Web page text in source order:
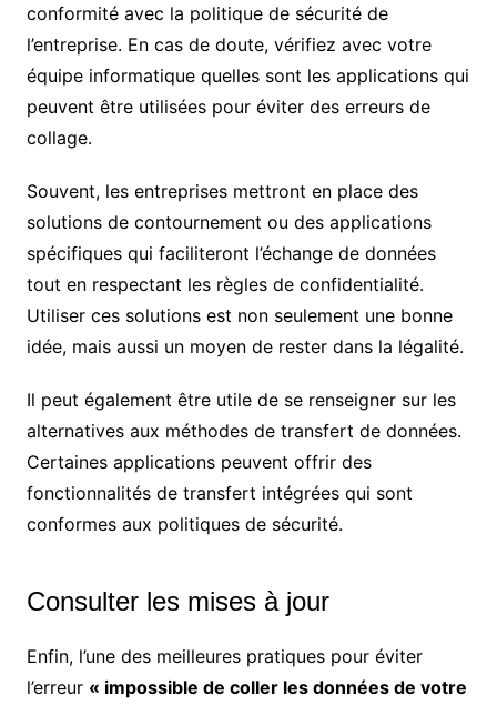
conformité avec la politique de sécurité de
l’entreprise. En cas de doute, vérifiez avec votre
équipe informatique quelles sont les applications qui
peuvent être utilisées pour éviter des erreurs de
collage.
Souvent, les entreprises mettront en place des
solutions de contournement ou des applications
spécifiques qui faciliteront l’échange de données
tout en respectant les règles de confidentialité.
Utiliser ces solutions est non seulement une bonne
idée, mais aussi un moyen de rester dans la légalité.
Il peut également être utile de se renseigner sur les
alternatives aux méthodes de transfert de données.
Certaines applications peuvent offrir des
fonctionnalités de transfert intégrées qui sont
conformes aux politiques de sécurité.
Consulter les mises à jour
Enfin, l’une des meilleures pratiques pour éviter
l’erreur « impossible de coller les données de votre